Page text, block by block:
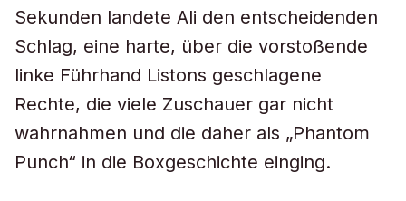
Sekunden landete Ali den entscheidenden
Schlag, eine harte, über die vorstoßende
linke Führhand Listons geschlagene
Rechte, die viele Zuschauer gar nicht
wahrnahmen und die daher als „Phantom
Punch“ in die Boxgeschichte einging.